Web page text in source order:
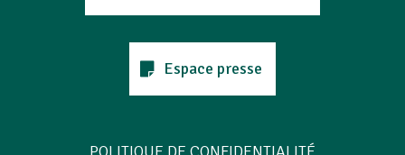
Espace presse